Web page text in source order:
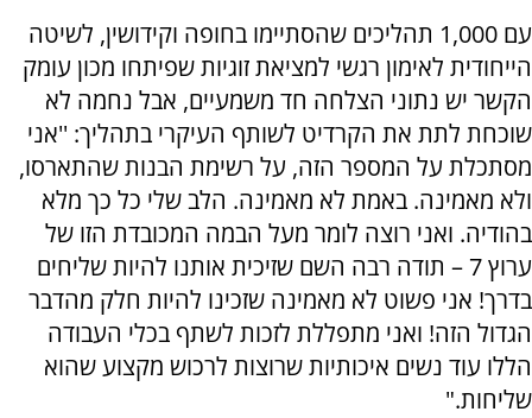
עם 1,000 תהליכים שהסתיימו בחופה וקידושין, לשיטה
הייחודית לאימון רגשי למציאת זוגיות שפיתחו מכון עומק
הקשר יש נתוני הצלחה חד משמעיים, אבל נחמה לא
שוכחת לתת את הקרדיט לשותף העיקרי בתהליך: ''אני
מסתכלת על המספר הזה, על רשימת הבנות שהתארסו,
ולא מאמינה. באמת לא מאמינה. הלב שלי כל כך מלא
בהודיה. ואני רוצה לומר מעל הבמה המכובדת הזו של
ערוץ 7 – תודה רבה השם שזיכית אותנו להיות שליחים
בדרך! אני פשוט לא מאמינה שזכינו להיות חלק מהדבר
הגדול הזה! ואני מתפללת לזכות לשתף בכלי העבודה
הללו עוד נשים איכותיות שרוצות לרכוש מקצוע שהוא
שליחות."